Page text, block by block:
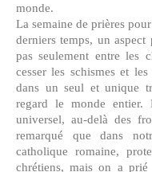
monde.
La semaine de prières
derniers temps, un
pas seulement entre les
cesser les schismes et
dans un seul et unique
regard le monde entier.
universel, au-delà des
remarqué que dans
catholique romaine,
chrétiens, mais on a